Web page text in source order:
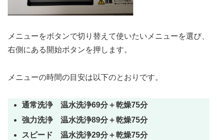
メニューをボタンで切り替えて使いたいメニューを選び、
右側にある開始ボタンを押します。
メニューの時間の目安は以下のとおりです。
通常洗浄 温水洗浄69分＋乾燥75分
強力洗浄 温水洗浄89分＋乾燥75分
スピード 温水洗浄29分＋乾燥75分